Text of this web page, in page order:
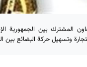
المشترك بين الجمهورية
وتسهيل حركة البضائع بين